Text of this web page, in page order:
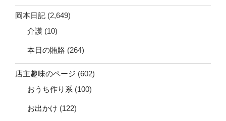
岡本日記 (2,649)
介護 (10)
本日の賄賂 (264)
店主趣味のページ (602)
おうち作り系 (100)
お出かけ (122)